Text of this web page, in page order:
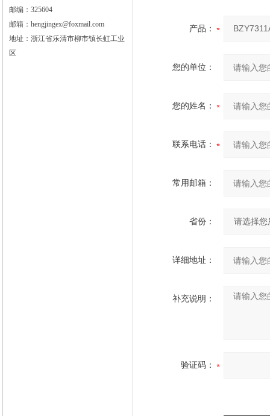
邮编：325604
邮箱：hengjingex@foxmail.com
地址：浙江省乐清市柳市镇长虹工业
区
产品：
您的单位：
您的姓名：
联系电话：
常用邮箱：
省份：
详细地址：
补充说明：
验证码：